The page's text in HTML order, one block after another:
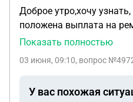
Доброе утро,хочу
положена выплата на
мой но я не вступила в
дети от погибшего
Показать полностью
03 июня, 09:10, вопрос
У вас похожая